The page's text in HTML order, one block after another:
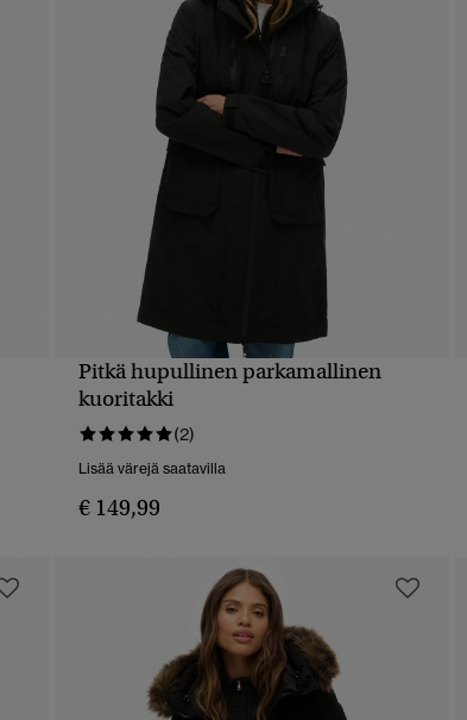
PIKAKATSELU
Pitkä hupullinen parkamallinen
kuoritakki
(2)
Lisää värejä saatavilla
€ 149,99